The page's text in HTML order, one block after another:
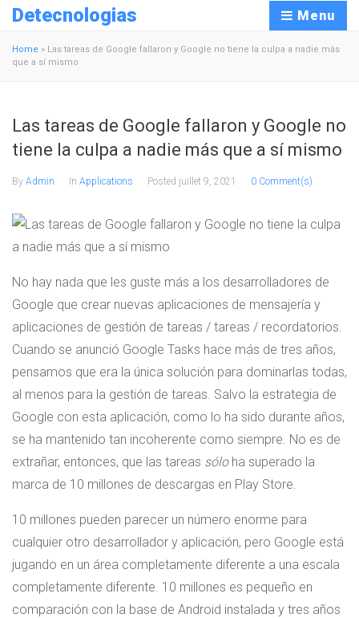
Detecnologias Menu
Home » Las tareas de Google fallaron y Google no tiene la culpa a nadie más
que a sí mismo
Las tareas de Google fallaron y Google no
tiene la culpa a nadie más que a sí mismo
By Admin In Applications Posted juillet 9, 2021 0 Comment(s)
No hay nada que les guste más a los desarrolladores de
Google que crear nuevas aplicaciones de mensajería y
aplicaciones de gestión de tareas / tareas / recordatorios.
Cuando se anunció Google Tasks hace más de tres años,
pensamos que era la única solución para dominarlas todas,
al menos para la gestión de tareas. Salvo la estrategia de
Google con esta aplicación, como lo ha sido durante años,
se ha mantenido tan incoherente como siempre. No es de
extrañar, entonces, que las tareas sóloha superado la
marca de 10 millones de descargas en Play Store.
10 millones pueden parecer un número enorme para
cualquier otro desarrollador y aplicación, pero Google está
jugando en un área completamente diferente a una escala
completamente diferente. 10 millones es pequeño en
comparación con la base de Android instalada y tres años